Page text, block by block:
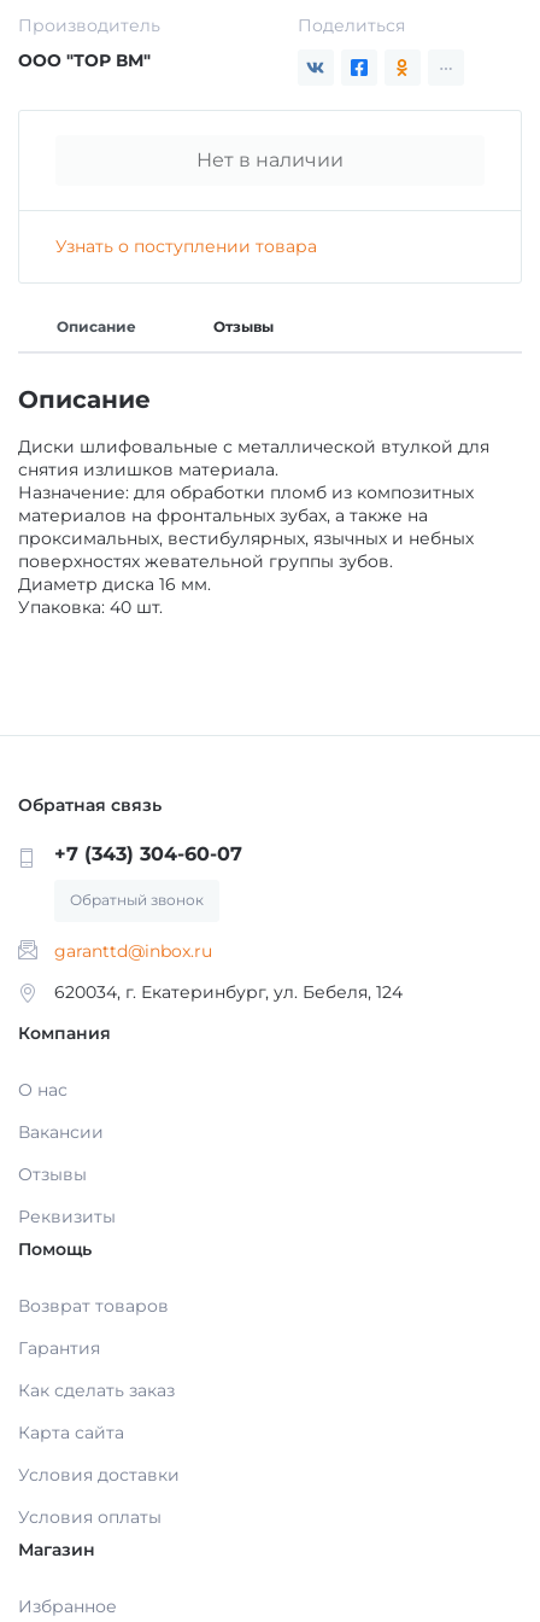
ЗАЩИТА ВРАЧА И ПАЦИЕНТА
МАТЕРИАЛЫ ДЛЯ ОТБЕЛИВАНИЯ ЗУБОВ
МАТЕРИАЛЫ ДЛЯ ОРТОПЕДИИ
ДЕЗИНФИЦИРУЮЩИЕ СРЕДСТВА,
МАТЕРИАЛЫ ДЛЯ ЭНДОДОНТИЧЕСКОГО
МАТЕРИАЛЫ ДЛЯ ФИКСАЦИИ НЕ ПРЯМЫХ
РЕСТАВРАЦИЙ
СНЯТИЯ СЛЕПКОВ
МАТЕРИАЛЫ И ПРИНАДЛЕЖНОСТИ ДЛЯ
ПЛОМБИРОВАНИЯ ЗУБОВ
МАТЕРИАЛЫ ДЛЯ ИЗОЛЯЦИИ РАБОЧЕГО
ПОЛЯ
МАТЕРИАЛ ДЛЯ ПЕРЕБАЗИРОВКИ
ПРОВОЛОКА, ГИЛЬЗЫ, ШИНЫ, КЛАММЕРА
УТИЛИЗАЦИЯ ОТХОДОВ
ГИПСЫ ДЕНТАЛЬНЫЕ ДЛЯ МОДЕЛЕЙ
ВСПОМОГАТЕЛЬНЫЕ СРЕДСТВА
С
КОМПОЗИТ ЗУБОТЕХНИЧЕСКИЙ
ОБОРУДОВАНИЕ И ЗАПАСНЫЕ ЧАСТИ
CAD/CAM
ПЕСКОСТРУЙНОЕ ОБОРУДОВАНИЕ
ОБОРУДОВАНИЕ ЗУБОТЕХНИЧЕСКОЕ
Производитель
ООО "ТОР ВМ"
Поделиться
Нет в наличии
Узнать о поступлении товара
Описание Отзывы
Описание
Диски шлифовальные с металлической втулкой для
снятия излишков материала.
Назначение: для обработки пломб из композитных
материалов на фронтальных зубах, а также на
проксимальных, вестибулярных, язычных и небных
поверхностях жевательной группы зубов.
Диаметр диска 16 мм.
Упаковка: 40 шт.
Обратная связь
+7 (343) 304-60-07
Обратный звонок
garanttd@inbox.ru
620034, г. Екатеринбург, ул. Бебеля, 124
Компания
О нас
Вакансии
Отзывы
Реквизиты
Помощь
Возврат товаров
Гарантия
Как сделать заказ
Карта сайта
Условия доставки
Условия оплаты
Магазин
Избранное